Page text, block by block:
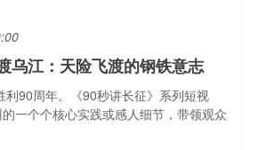
乌江：天险飞渡的钢铁意志
利90周年。《90秒讲长征》系列短视
一个个核心实践或感人细节，带领观众